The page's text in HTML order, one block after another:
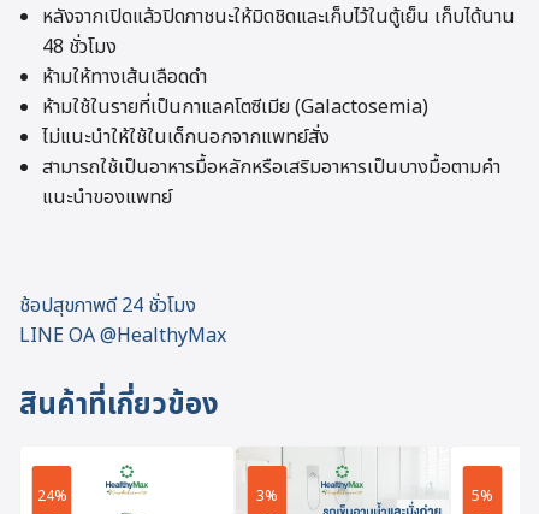
หลังจากเปิดแล้วปิดภาชนะให้มิดชิดและเก็บไว้ในตู้เย็น เก็บได้นาน
48 ชั่วโมง
ห้ามให้ทางเส้นเลือดดำ
ห้ามใช้ในรายที่เป็นกาแลคโตซีเมีย (Galactosemia)
ไม่แนะนำให้ใช้ในเด็กนอกจากแพทย์สั่ง
สามารถใช้เป็นอาหารมื้อหลักหรือเสริมอาหารเป็นบางมื้อตามคำ
แนะนำของแพทย์
ช้อปสุขภาพดี 24 ชั่วโมง
LINE OA @HealthyMax
สินค้าที่เกี่ยวข้อง
24% 3% 5%